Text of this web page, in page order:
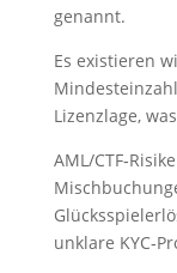
genannt.
Es existieren
Lizenzlage,
AML/
unklare